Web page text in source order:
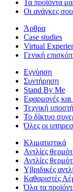
Τα προϊόντα
Οι ανάγκες σου
Άρθρα
Case studies
Virtual
Γενική
Εγγύηση
Συντήρηση
Stand By Me
Εφαρμογές και
Τεχνική
Το δίκτυο
Όλες οι
Κλιματιστικά
Αντλίες
Αντλίες
Υβριδικές
Καθαριστές
Όλα τα